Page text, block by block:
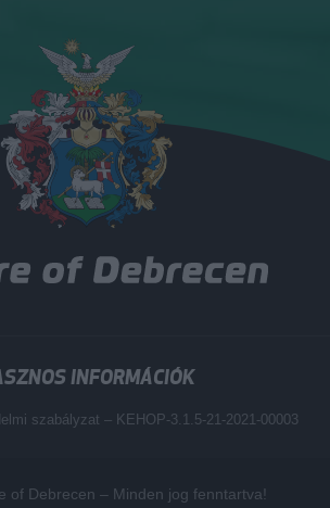
INFORMÁCIÓK
szabályzat – KEHOP-3.1.5-21-2021-00003
of Debrecen – Minden jog fenntartva!